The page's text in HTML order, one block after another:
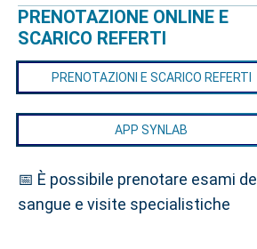
PRENOTAZIONE ONLINE E
SCARICO REFERTI
PRENOTAZIONI E SCARICO REFERTI
APP SYNLAB
📅 È possibile prenotare esami del
sangue e visite specialistiche